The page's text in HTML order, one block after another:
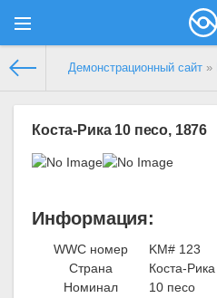
Демонстрационный сайт »
Коста-Рика 10 песо, 1876
Информация:
WWC номер
KM# 123
Страна
Коста-Рика
Номинал
10 песо